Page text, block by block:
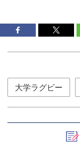
大学ラグビー